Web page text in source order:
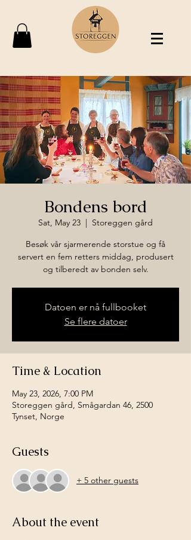
Bondens bord
Sat, May 23
  |
Storeggen gård
Besøk vår sjarmerende storstue og få
servert en fem retters middag, produsert
og tilberedt av bonden selv.
Datoen er nå fullbooket
Se flere datoer
Time & Location
May 23, 2026, 7:00 PM
Storeggen gård, Smågardan 46, 2500
Tynset, Norge
Guests
+ 5 other guests
About the event